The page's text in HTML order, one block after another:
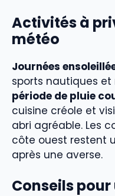
Activités à
météo
Journées
sports nautiques et
période de pluie
cuisine créole et
abri agréable. Les
côte ouest restent
après une averse.
Conseils